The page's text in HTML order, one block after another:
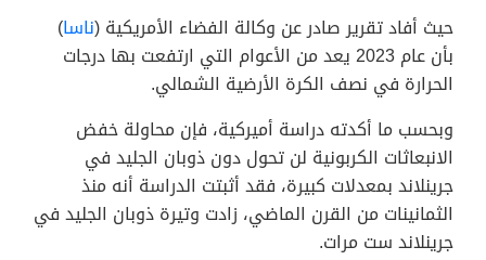
حيث أفاد تقرير صادر عن وكالة الفضاء الأمريكية (ناسا)
بأن عام 2023 يعد من الأعوام التي ارتفعت بها درجات
الحرارة في نصف الكرة الأرضية الشمالي.
وبحسب ما أكدته دراسة أميركية، فإن محاولة خفض
الانبعاثات الكربونية لن تحول دون ذوبان الجليد في
جرينلاند بمعدلات كبيرة، فقد أثبتت الدراسة أنه منذ
الثمانينات من القرن الماضي، زادت وتيرة ذوبان الجليد في
جرينلاند ست مرات.